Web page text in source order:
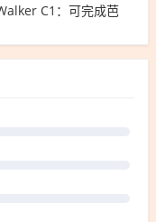
C1：可完成芭